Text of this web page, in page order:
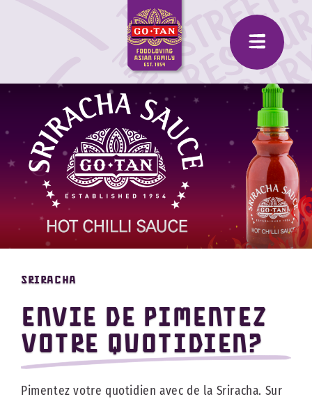
Sriracha
Envie de pimentez
votre quotidien?
Pimentez votre quotidien avec de la Sriracha. Sur